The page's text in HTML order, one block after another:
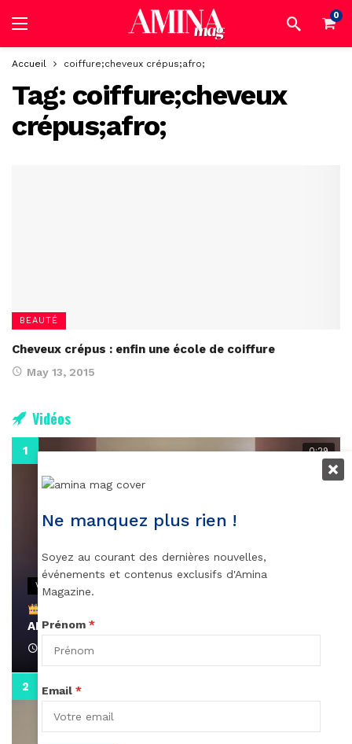
0
Accueil coiffure;cheveux crépus;afro;
Tag: coiffure;cheveux
crépus;afro;
BEAUTÉ
Cheveux crépus : enfin une école de coiffure
May 13, 2015
Vidéos
0:29
VIDEOS
AMINA, le Magazine de la Femme
April 1, 2022
Ne manquez plus rien !
Soyez au courant des dernières nouvelles,
événements et contenus exclusifs d'Amina
Magazine.
Prénom *
Email *